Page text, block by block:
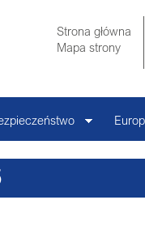
Strona główna
Mapa strony